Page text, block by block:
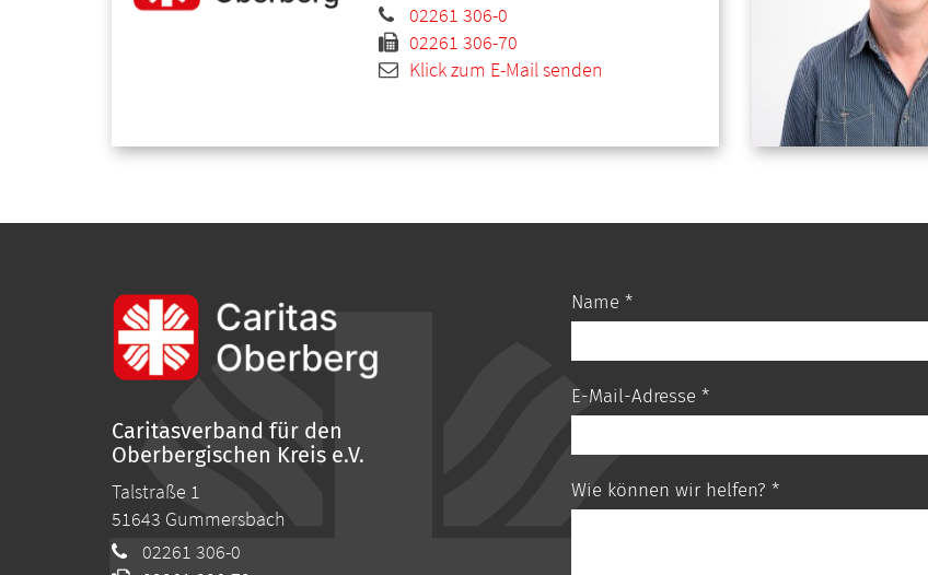
02261 306-0
02261 306-70
Klick zum E-Mail senden
Name *
E-Mail-Adresse *
Wie können wir helfen? *
Caritasverband für den
Oberbergischen Kreis e.V.
Talstraße 1
51643 Gummersbach
02261 306-0